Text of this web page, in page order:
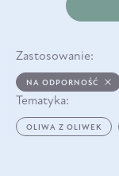
Zastosowanie:
NA ODPORNOŚĆ
Tematyka:
OLIWA Z OLIWEK